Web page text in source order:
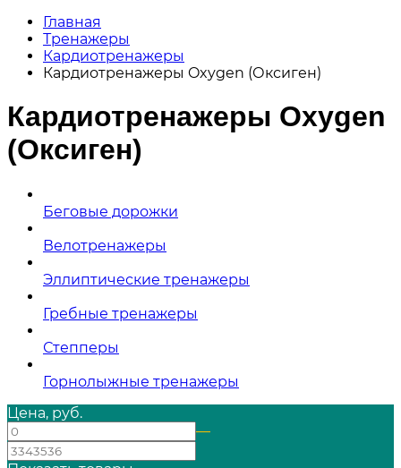
Главная
Тренажеры
Кардиотренажеры
Кардиотренажеры Oxygen (Оксиген)
Кардиотренажеры Oxygen
(Оксиген)
Беговые дорожки
Велотренажеры
Эллиптические тренажеры
Гребные тренажеры
Степперы
Горнолыжные тренажеры
Цена, руб.
—